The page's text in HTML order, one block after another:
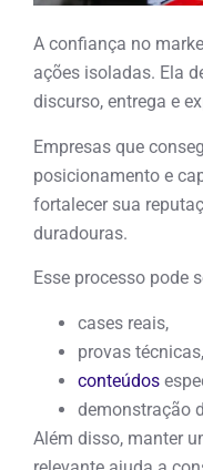
A confiança no
ações isoladas. Ela
discurso, entrega e
Empresas que
posicionamento e
fortalecer sua
duradouras.
Esse processo pode
cases reais,
provas técnicas,
conteúdos
demonstração
Além disso, manter